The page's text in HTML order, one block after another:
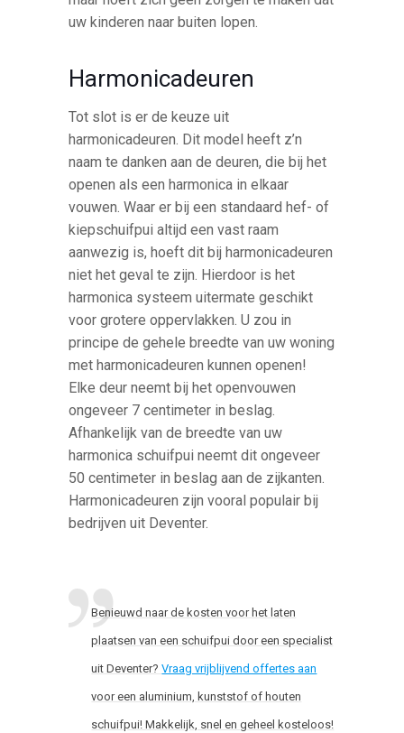
uw kinderen naar buiten lopen.
Harmonicadeuren
Tot slot is er de keuze uit
harmonicadeuren. Dit model heeft z’n
naam te danken aan de deuren, die bij het
openen als een harmonica in elkaar
vouwen. Waar er bij een standaard hef- of
kiepschuifpui altijd een vast raam
aanwezig is, hoeft dit bij harmonicadeuren
niet het geval te zijn. Hierdoor is het
harmonica systeem uitermate geschikt
voor grotere oppervlakken. U zou in
principe de gehele breedte van uw woning
met harmonicadeuren kunnen openen!
Elke deur neemt bij het openvouwen
ongeveer 7 centimeter in beslag.
Afhankelijk van de breedte van uw
harmonica schuifpui neemt dit ongeveer
50 centimeter in beslag aan de zijkanten.
Harmonicadeuren zijn vooral populair bij
bedrijven uit Deventer.
Benieuwd naar de kosten voor het laten
plaatsen van een schuifpui door een specialist
uit Deventer?Vraag vrijblijvend offertes aan
voor een aluminium, kunststof of houten
schuifpui! Makkelijk, snel en geheel kosteloos!